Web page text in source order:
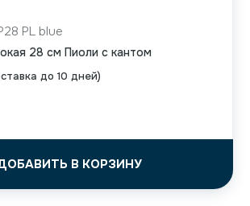
до 10 дней)
PL blue
28 см Пиоли с кантом
В КОРЗИНУ